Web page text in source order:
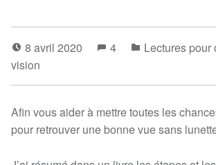
8 avril 2020 4
Lectures pour
vision
Afin vous aider à mettre toutes les
pour retrouver une bonne vue sans